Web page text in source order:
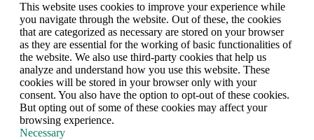
This website uses cookies to improve your experience while
you navigate through the website. Out of these, the cookies
that are categorized as necessary are stored on your browser
as they are essential for the working of basic functionalities of
the website. We also use third-party cookies that help us
analyze and understand how you use this website. These
cookies will be stored in your browser only with your
consent. You also have the option to opt-out of these cookies.
But opting out of some of these cookies may affect your
browsing experience.
Necessary